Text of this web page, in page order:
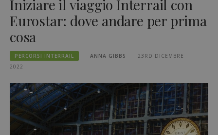
Iniziare il viaggio Interrail con
Eurostar: dove andare per prima
cosa
PERCORSI INTERRAIL ANNA GIBBS
23RD DICEMBRE
2022